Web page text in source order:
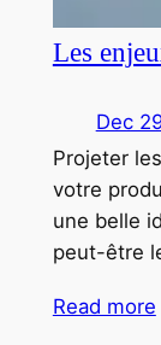
Les
Dec
Projeter
votre
une belle
peut-être
Read more